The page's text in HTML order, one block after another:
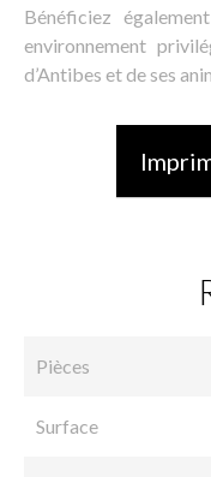
Bénéficiez
environnement
d’Antibes et de ses
Pièces
Surface